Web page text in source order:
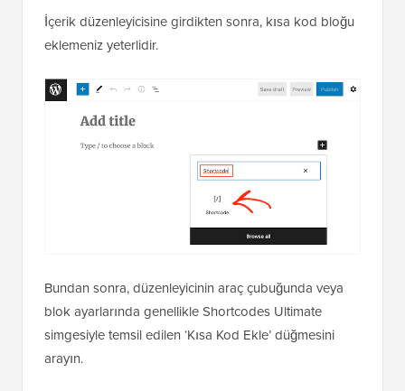
İçerik düzenleyicisine girdikten sonra, kısa kod bloğu
eklemeniz yeterlidir.
Bundan sonra, düzenleyicinin araç çubuğunda veya
blok ayarlarında genellikle Shortcodes Ultimate
simgesiyle temsil edilen ‘Kısa Kod Ekle’ düğmesini
arayın.